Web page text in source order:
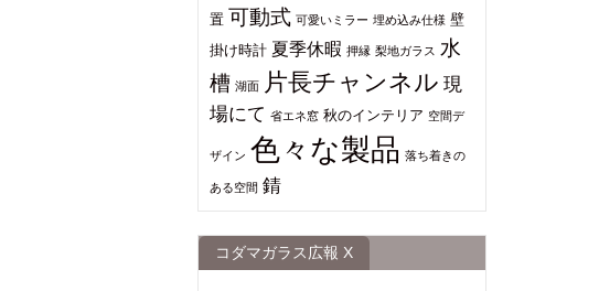
置 可動式 可愛いミラー 埋め込み仕様 壁
掛け時計 夏季休暇 押縁 梨地ガラス 水
槽 湖面 片長チャンネル 現
場にて 省エネ窓 秋のインテリア 空間デ
ザイン 色々な製品 落ち着きの
ある空間 錆
コダマガラス広報 X